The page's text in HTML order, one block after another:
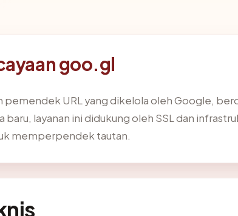
goo.gl
pemendek URL yang dikelola oleh Google,
layanan ini didukung oleh SSL dan
memperpendek tautan.